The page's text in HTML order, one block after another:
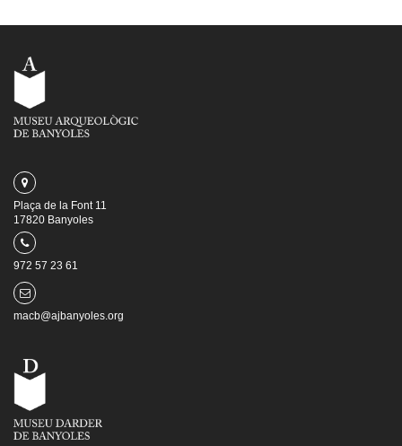
Plaça de la Font 11
17820 Banyoles
972 57 23 61
macb@ajbanyoles.org